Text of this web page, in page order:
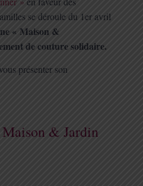
se déroule du 1er avril
« Maison &
de couture solidaire.
présenter son
& Jardin